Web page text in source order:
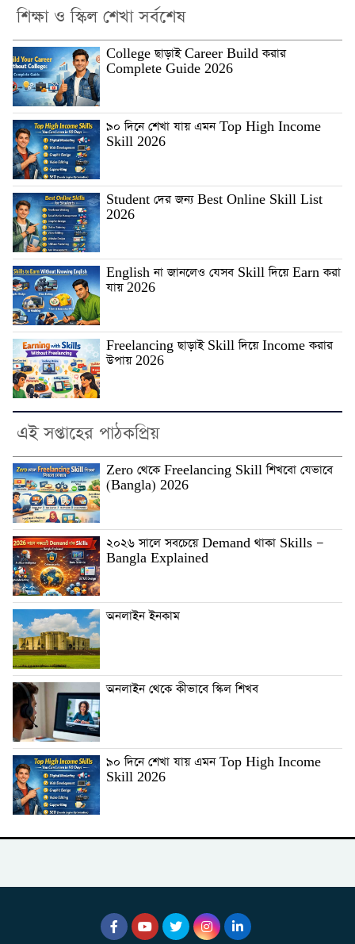
শিক্ষা ও স্কিল শেখা সর্বশেষ
College ছাড়াই Career Build করার
Complete Guide 2026
৯০ দিনে শেখা যায় এমন Top High Income
Skill 2026
Student দের জন্য Best Online Skill List
2026
English না জানলেও যেসব Skill দিয়ে Earn করা
যায় 2026
Freelancing ছাড়াই Skill দিয়ে Income করার
উপায় 2026
এই সপ্তাহের পাঠকপ্রিয়
Zero থেকে Freelancing Skill শিখবো যেভাবে
(Bangla) 2026
২০২৬ সালে সবচেয়ে Demand থাকা Skills —
Bangla Explained
অনলাইন ইনকাম
অনলাইন থেকে কীভাবে স্কিল শিখব
৯০ দিনে শেখা যায় এমন Top High Income
Skill 2026